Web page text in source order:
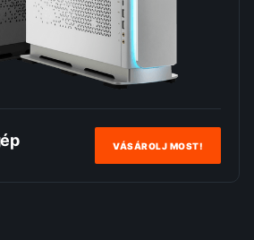
VÁSÁROLJ MOST!